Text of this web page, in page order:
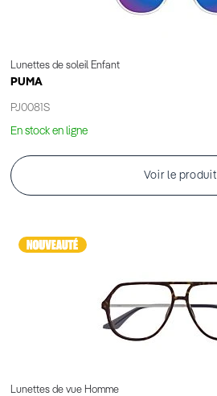
Lunettes de soleil Enfant
PUMA
PJ0081S
En stock en ligne
Voir le produit
Lunettes de vue Homme